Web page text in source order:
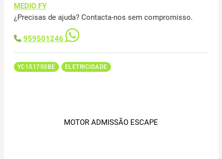
MEDIO FY
¿Precisas de ajuda? Contacta-nos sem compromisso.
959501246
YC151750BE ELETRICIDADE
MOTOR ADMISSÃO ESCAPE